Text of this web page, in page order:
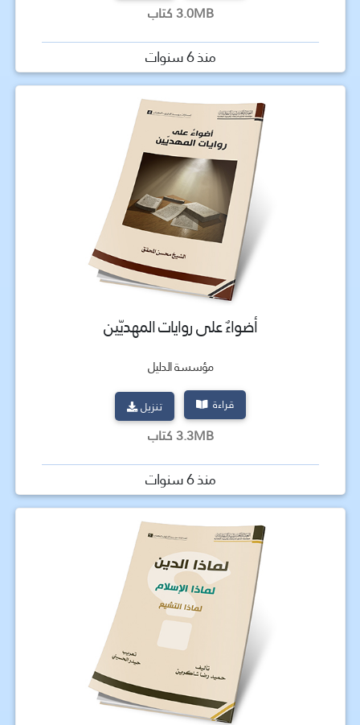
3.0MB كتاب
منذ 6 سنوات
أضواءٌ على روايات المهديّين
مؤسسة الدليل
قراءة تنزيل
3.3MB كتاب
منذ 6 سنوات